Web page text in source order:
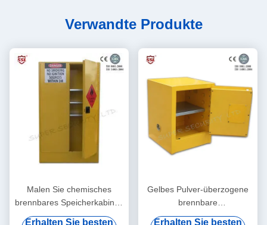
Verwandte Produkte
Malen Sie chemisches
brennbares Speicherkabinett
mit Doppelentlüftungen für
Erhalten Sie besten
Gelbes Pulver-überzogene
brennbare
Chemikalienlager-Kabinette
Erhalten Sie besten